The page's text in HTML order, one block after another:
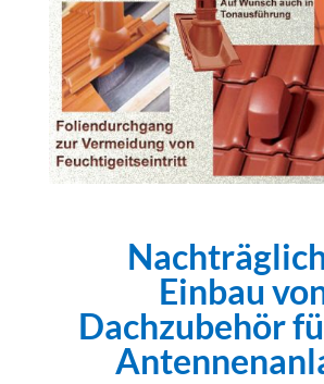
Einbau
Dachzubehör